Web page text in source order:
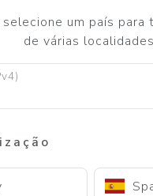
um país
de várias